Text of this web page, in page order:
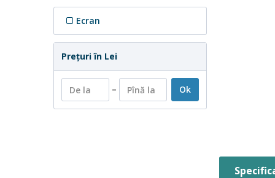
Ecran
Preţuri în Lei
– Ok